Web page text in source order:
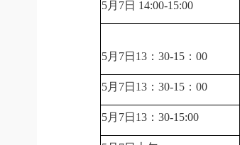
5月7日 14:00-15:00
5月7日13：30-15：00
5月7日13：30-15：00
5月7日13：30-15:00